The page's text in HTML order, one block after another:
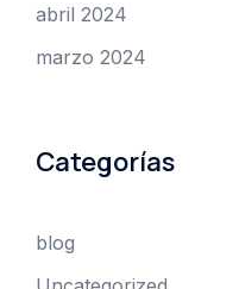
abril 2024
marzo 2024
Categorías
blog